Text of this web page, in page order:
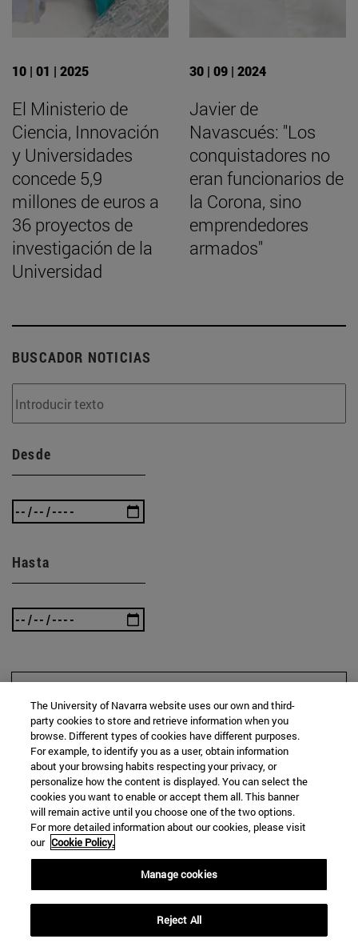
10 | 01 | 2025
El Ministerio de
Ciencia, Innovación
y Universidades
concede 5,9
millones de euros a
36 proyectos de
investigación de la
Universidad
30 | 09 | 2024
Javier de
Navascués: "Los
conquistadores no
eran funcionarios de
la Corona, sino
emprendedores
armados"
BUSCADOR NOTICIAS
Desde
Hasta
The University of Navarra website uses our own and third-
party cookies to store and retrieve information when you
browse. Different types of cookies have different purposes.
For example, to identify you as a user, obtain information
about your browsing habits respecting your privacy, or
personalize how the content is displayed. You can select the
cookies you want to enable or accept them all. This banner
will remain active until you choose one of the two options.
For more detailed information about our cookies, please visit
our Cookie Policy.
Manage cookies
Reject All